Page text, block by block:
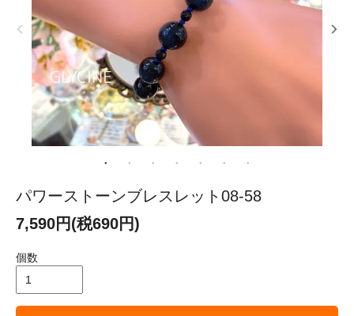
パワーストーンブレスレット08-58
7,590円(税690円)
個数